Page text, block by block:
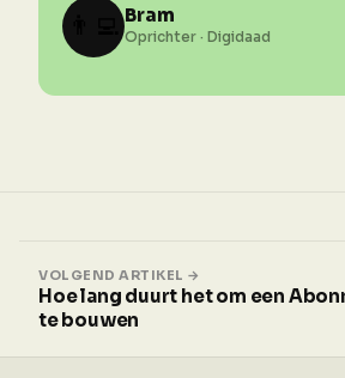
Bram
Oprichter · Digidaad
VOLGEND ARTIKEL →
Hoe lang duurt het om een
te bouwen